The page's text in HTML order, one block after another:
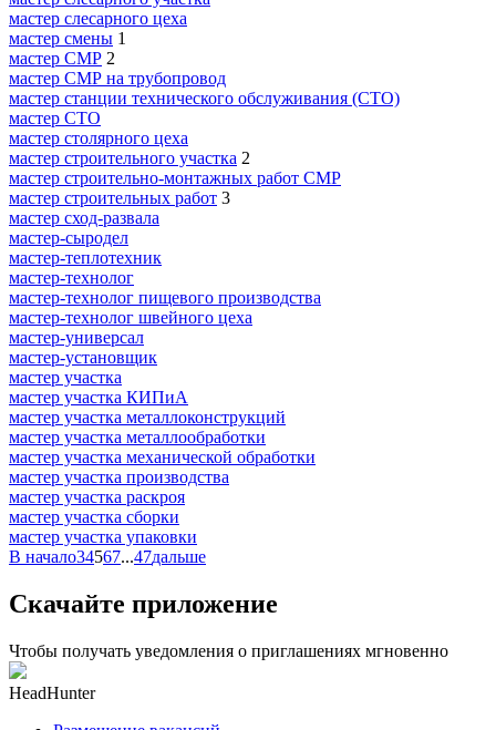
мастер слесарного цеха
мастер смены 1
мастер СМР 2
мастер СМР на трубопровод
мастер станции технического обслуживания (СТО)
мастер СТО
мастер столярного цеха
мастер строительного участка 2
мастер строительно-монтажных работ СМР
мастер строительных работ 3
мастер сход-развала
мастер-сыродел
мастер-теплотехник
мастер-технолог
мастер-технолог пищевого производства
мастер-технолог швейного цеха
мастер-универсал
мастер-установщик
мастер участка
мастер участка КИПиА
мастер участка металлоконструкций
мастер участка металлообработки
мастер участка механической обработки
мастер участка производства
мастер участка раскроя
мастер участка сборки
мастер участка упаковки
В начало34567...47дальше
Скачайте приложение
Чтобы получать уведомления о приглашениях мгновенно
HeadHunter